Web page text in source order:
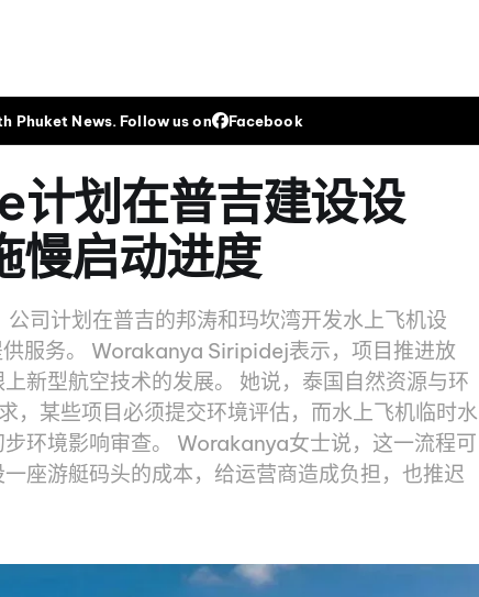
Phuket News. Follow us on Facebook
计划在普吉建设设
慢启动进度
司计划在普吉的邦涛和玛坎湾开发水上飞机设
服务。 Worakanya Siripidej表示，项目推进放
新型航空技术的发展。 她说，泰国自然资源与环
，某些项目必须提交环境评估，而水上飞机临时水
环境影响审查。 Worakanya女士说，这一流程可
座游艇码头的成本，给运营商造成负担，也推迟